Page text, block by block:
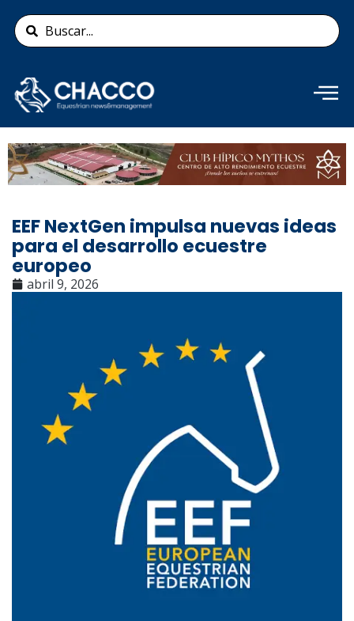
contenido
Search
...
Añade aquí tu texto de
cabecera
EEF NextGen impulsa nuevas ideas
para el desarrollo ecuestre
europeo
abril 9, 2026